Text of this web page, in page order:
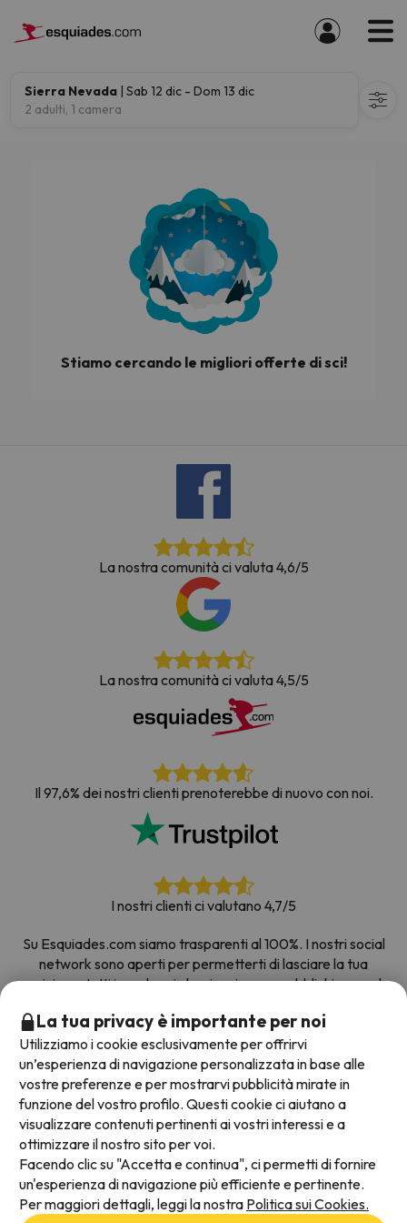
Sierra Nevada | Sab 12 dic - Dom 13 dic
2 adulti, 1 camera
Stiamo cercando le migliori offerte di sci!
La nostra comunità ci valuta 4,6/5
La nostra comunità ci valuta 4,5/5
Il 97,6% dei nostri clienti prenoterebbe di nuovo con noi.
I nostri clienti ci valutano 4,7/5
Su Esquiades.com siamo trasparenti al 100%. I nostri social
network sono aperti per permetterti di lasciare la tua
opinione, tutti i sondaggi che riceviamo e pubblichiamo sul
Prenota con fiducia|Più di 700.000 persone hanno
prenotato la loro settimana bianca con Esquiades.com
Metodi di pagamento disponibili
La tua privacy è importante per noi
Utilizziamo i cookie esclusivamente per offrirvi
un’esperienza di navigazione personalizzata in base alle
vostre preferenze e per mostrarvi pubblicità mirate in
funzione del vostro profilo. Questi cookie ci aiutano a
visualizzare contenuti pertinenti ai vostri interessi e a
ottimizzare il nostro sito per voi.
Facendo clic su "Accetta e continua", ci permetti di fornire
un'esperienza di navigazione più efficiente e pertinente.
Per maggiori dettagli, leggi la nostra Politica sui Cookies.